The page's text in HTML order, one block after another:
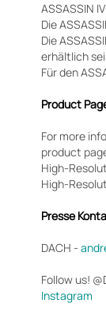
ASSASSIN
Die
Die
erhältlich
Für den
Product
For more
product
High-
High-
Presse
DACH -
Follow us!
Instagram